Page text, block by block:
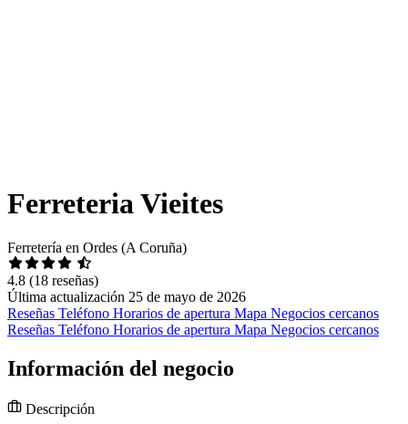
Ferreteria Vieites
Ferretería en Ordes (A Coruña)
4.8 (18 reseñas)
Última actualización 25 de mayo de 2026
Reseñas Teléfono Horarios de apertura Mapa Negocios cercanos
Reseñas Teléfono Horarios de apertura Mapa Negocios cercanos
Información del negocio
Descripción